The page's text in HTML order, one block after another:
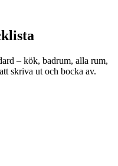
– kök, badrum, alla rum,
skriva ut och bocka av.